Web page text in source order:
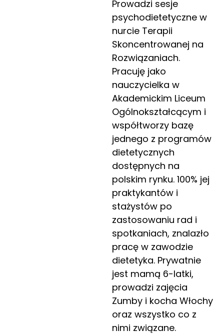
Prowadzi sesje
psychodietetyczne w
nurcie Terapii
Skoncentrowanej na
Rozwiązaniach.
Pracuję jako
nauczycielka w
Akademickim Liceum
Ogólnokształcącym i
współtworzy bazę
jednego z programów
dietetycznych
dostępnych na
polskim rynku. 100% jej
praktykantów i
stażystów po
zastosowaniu rad i
spotkaniach, znalazło
pracę w zawodzie
dietetyka. Prywatnie
jest mamą 6-latki,
prowadzi zajęcia
Zumby i kocha Włochy
oraz wszystko co z
nimi związane.